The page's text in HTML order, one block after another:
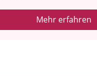
Mehr erfahren